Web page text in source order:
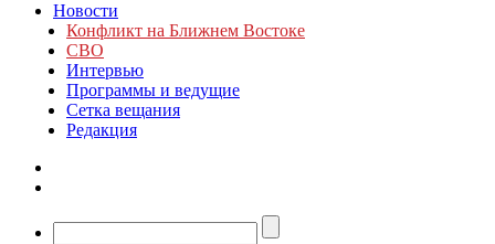
Новости
Конфликт на Ближнем Востоке
СВО
Интервью
Программы и ведущие
Сетка вещания
Редакция